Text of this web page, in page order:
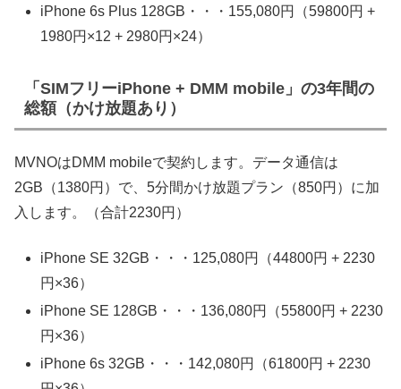
iPhone 6s Plus 128GB・・・155,080円（59800円 +
1980円×12 + 2980円×24）
「SIMフリーiPhone + DMM mobile」の3年間の
総額（かけ放題あり）
MVNOはDMM mobileで契約します。データ通信は
2GB（1380円）で、5分間かけ放題プラン（850円）に加
入します。（合計2230円）
iPhone SE 32GB・・・125,080円（44800円 + 2230
円×36）
iPhone SE 128GB・・・136,080円（55800円 + 2230
円×36）
iPhone 6s 32GB・・・142,080円（61800円 + 2230